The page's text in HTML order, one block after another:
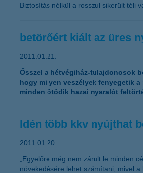
Biztosítás nélkül a rosszul sikerült téli
betörőért kiált az üres
2011.01.21.
Ősszel a hétvégiház-tulajdonosok
hogy milyen veszélyek fenyegetik
minden ötödik hazai nyaralót
Idén több kkv nyújthat
2011.01.20.
„Egyelőre még nem zárult le minden
növekedésére lehet számítani, mivel